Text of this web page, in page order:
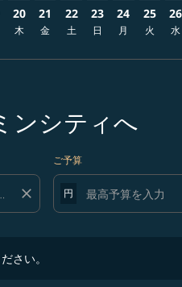
20
木
21
金
22
土
23
日
24
月
25
火
26
水
ンシティへ
close
ご予算
円
さい。